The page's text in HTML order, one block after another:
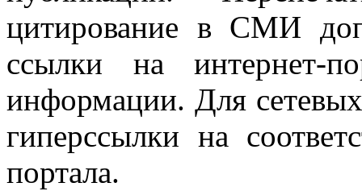
цитирование в СМИ
ссылки на интернет-
информации. Для
гиперссылки на
портала.